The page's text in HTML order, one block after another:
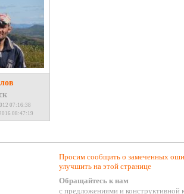
07:16:38
08:47:19
Просим сообщить о замеченных
улучшить на этой странице
Обращайтесь к нам
с предложениями и конструктивной